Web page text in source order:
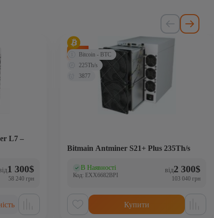
L7 –
1 300$
58 240 грн
Bitmain Antminer S21+ Plus 235Th/s
-28%Bitcoin - BTC
225Th/s
3877
В Наявності
(0)
Код: EXX6682BPI
від2 300$
103 040 грн
Купити